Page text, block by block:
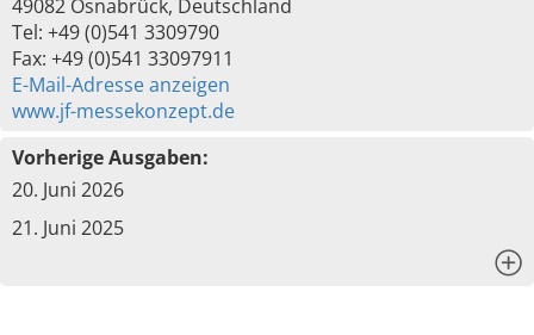
49082 Osnabrück, Deutschland
Tel: +49 (0)541 3309790
Fax: +49 (0)541 33097911
E-Mail-Adresse anzeigen
www.jf-messekonzept.de
Vorherige Ausgaben:
20. Juni 2026
21. Juni 2025